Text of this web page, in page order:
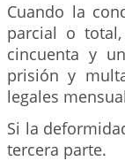
Cuando la
parcial o
cincuenta y
prisión y
legales
Si la
tercera parte.